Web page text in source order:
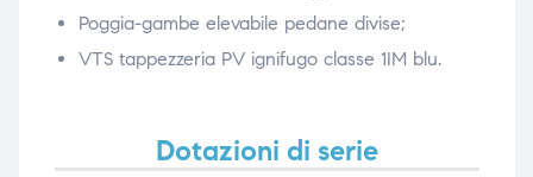
Poggia-gambe elevabile pedane divise;
VTS tappezzeria PV ignifugo classe 1IM blu.
Dotazioni di serie